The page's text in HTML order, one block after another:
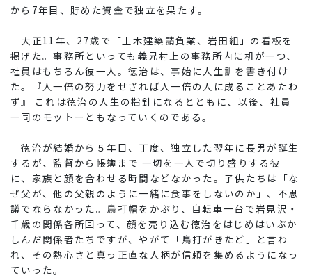
から7年目、貯めた資金で独立を果たす。
大正11年、27歳で「土木建築請負業、岩田組」の看板を
掲げた。事務所といっても義兄村上の事務所内に机が一つ、
社員はもちろん彼一人。徳治は、事始に人生訓を書き付け
た。『人一倍の努力をせざれば人一倍の人に成ることあたわ
ず』 これは徳治の人生の指針になるとともに、以後、社員
一同のモットーともなっていくのである。
徳治が結婚から５年目、丁度、独立した翌年に長男が誕生
するが、監督から帳簿まで 一切を一人で切り盛りする彼
に、家族と顔を合わせる時間などなかった。子供たちは「な
ぜ父が、他の父親のように一緒に食事をしないのか」、不思
議でならなかった。鳥打帽をかぶり、自転車一台で岩見沢・
千歳の関係各所回って、顔を売り込む徳治をはじめはいぶか
しんだ関係者たちですが、やがて「鳥打がきたど」と言わ
れ、その熱心さと真っ正直な人柄が信頼を集めるようになっ
ていった。